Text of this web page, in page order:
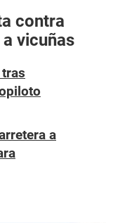
contra
vicuñas
a